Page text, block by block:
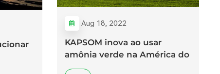
Aug 18, 2022
KAPSOM inova ao usar
amônia verde na América do
Sul